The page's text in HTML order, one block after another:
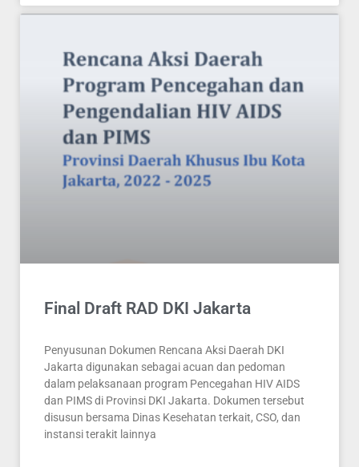
Final Draft RAD DKI Jakarta
Penyusunan Dokumen Rencana Aksi Daerah DKI
Jakarta digunakan sebagai acuan dan pedoman
dalam pelaksanaan program Pencegahan HIV AIDS
dan PIMS di Provinsi DKI Jakarta. Dokumen tersebut
disusun bersama Dinas Kesehatan terkait, CSO, dan
instansi terakit lainnya